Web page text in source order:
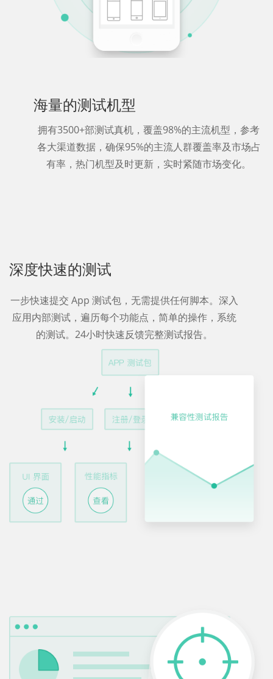
海量的测试机型
拥有3500+部测试真机，覆盖98%的主流机型，参考
各大渠道数据，确保95%的主流人群覆盖率及市场占
有率，热门机型及时更新，实时紧随市场变化。
深度快速的测试
一步快速提交 App 测试包，无需提供任何脚本。深入
应用内部测试，遍历每个功能点，简单的操作，系统
的测试。24小时快速反馈完整测试报告。